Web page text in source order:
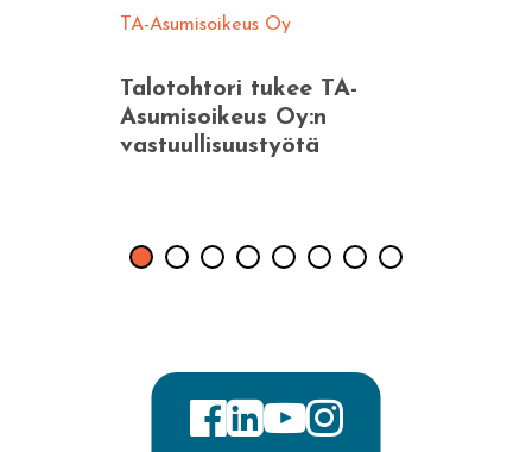
TA-Asumisoikeus Oy
Talotohtori tukee TA-
Asumisoikeus Oy:n
vastuullisuustyötä